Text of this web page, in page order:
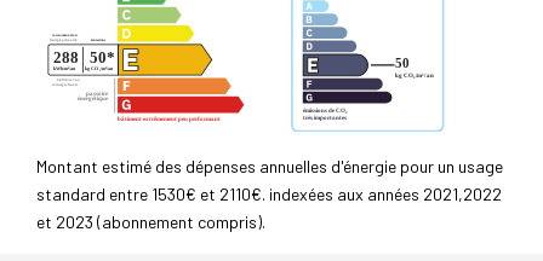
Montant estimé des dépenses annuelles d'énergie pour un usage
standard entre 1530€ et 2110€. indexées aux années 2021,2022
et 2023 (abonnement compris).